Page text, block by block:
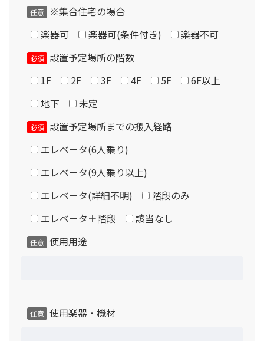
現品について
任意
※集合住宅の場合
楽器可
楽器可(条件付き) 楽器不可
必須 設置予定場所の階数
1F
2F 3F 4F 5F
6F以上
地下
未定
必須 設置予定場所までの搬入経路
エレベータ(6人乗り)
エレベータ(9人乗り以上)
エレベータ(詳細不明)
階段のみ
エレベータ＋階段
該当なし
任意 使用用途
任意 使用楽器・機材